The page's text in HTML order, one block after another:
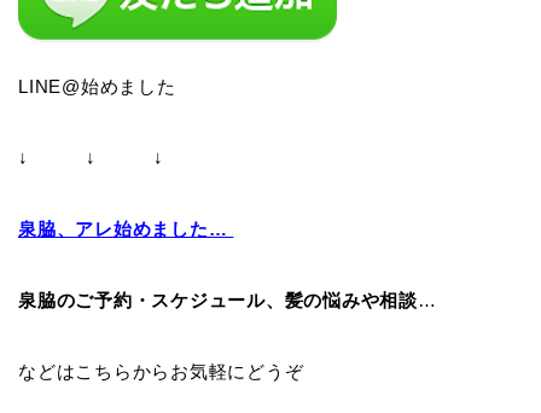
LINE@始めました
↓ ↓ ↓
泉脇、アレ始めました…
泉脇のご予約・スケジュール、髪の悩みや相談…
などはこちらからお気軽にどうぞ